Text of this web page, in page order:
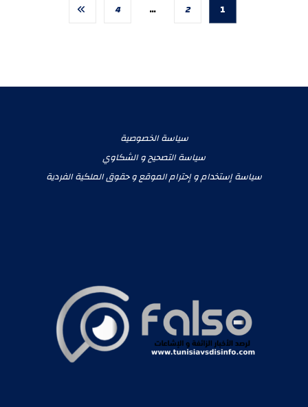
1
2
…
4
سياسة الخصوصية
سياسة التصحيح و الشكاوي
سياسة إستخدام و إحترام الموقع و حقوق الملكية الفردية